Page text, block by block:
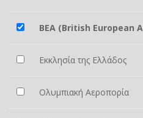
BEA (British European
Εκκλησία της Ελλάδος
Ολυμπιακή Αεροπορία